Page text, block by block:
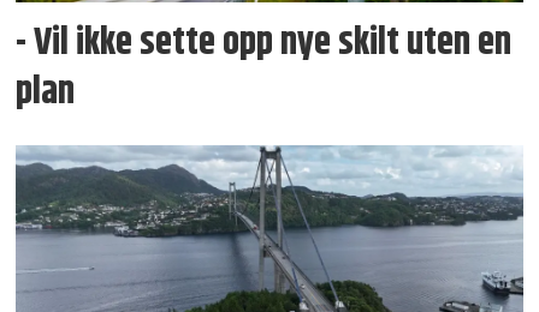
- Vil ikke sette opp nye skilt uten en
plan